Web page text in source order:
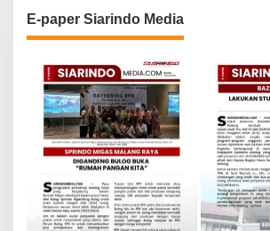
E-paper Siarindo Media